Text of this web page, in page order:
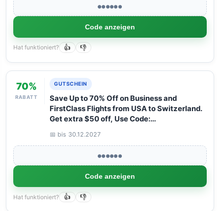
●●●●●●
Code anzeigen
Hat funktioniert? 👍 👎
70%
RABATT
GUTSCHEIN
Save Up to 70% Off on Business and
FirstClass Flights from USA to Switzerland.
Get extra $50 off, Use Code:
📅 bis 30.12.2027
●●●●●●
Code anzeigen
Hat funktioniert? 👍 👎